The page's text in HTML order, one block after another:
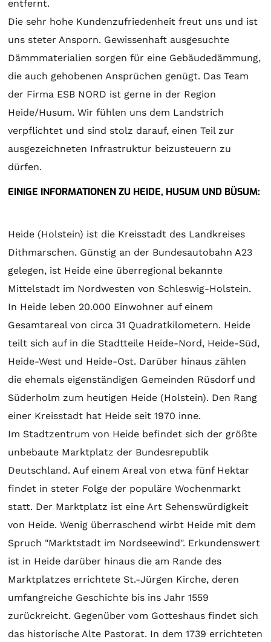
entfernt.
Die sehr hohe Kundenzufriedenheit freut uns und ist
uns steter Ansporn. Gewissenhaft ausgesuchte
Dämmmaterialien sorgen für eine Gebäudedämmung,
die auch gehobenen Ansprüchen genügt. Das Team
der Firma ESB NORD ist gerne in der Region
Heide/Husum. Wir fühlen uns dem Landstrich
verpflichtet und sind stolz darauf, einen Teil zur
ausgezeichneten Infrastruktur beizusteuern zu
dürfen.
EINIGE INFORMATIONEN ZU HEIDE, HUSUM UND BÜSUM:
Heide (Holstein) ist die Kreisstadt des Landkreises
Dithmarschen. Günstig an der Bundesautobahn A23
gelegen, ist Heide eine überregional bekannte
Mittelstadt im Nordwesten von Schleswig-Holstein.
In Heide leben 20.000 Einwohner auf einem
Gesamtareal von circa 31 Quadratkilometern. Heide
teilt sich auf in die Stadtteile Heide-Nord, Heide-Süd,
Heide-West und Heide-Ost. Darüber hinaus zählen
die ehemals eigenständigen Gemeinden Rüsdorf und
Süderholm zum heutigen Heide (Holstein). Den Rang
einer Kreisstadt hat Heide seit 1970 inne.
Im Stadtzentrum von Heide befindet sich der größte
unbebaute Marktplatz der Bundesrepublik
Deutschland. Auf einem Areal von etwa fünf Hektar
findet in steter Folge der populäre Wochenmarkt
statt. Der Marktplatz ist eine Art Sehenswürdigkeit
von Heide. Wenig überraschend wirbt Heide mit dem
Spruch "Marktstadt im Nordseewind". Erkundenswert
ist in Heide darüber hinaus die am Rande des
Marktplatzes errichtete St.-Jürgen Kirche, deren
umfangreiche Geschichte bis ins Jahr 1559
zurückreicht. Gegenüber vom Gotteshaus findet sich
das historische Alte Pastorat. In dem 1739 errichteten